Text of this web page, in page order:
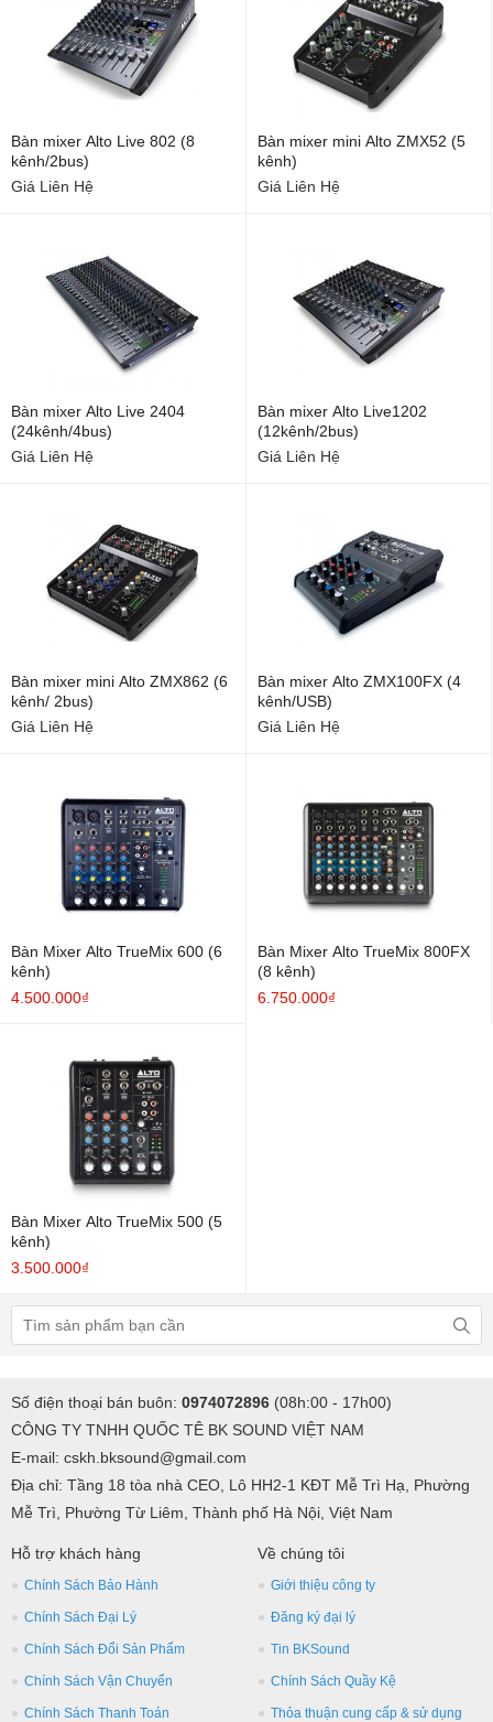
Bàn mixer Alto Live 802 (8
kênh/2bus)
Giá Liên Hệ
Bàn mixer mini Alto ZMX52 (5
kênh)
Giá Liên Hệ
Bàn mixer Alto Live 2404
(24kênh/4bus)
Giá Liên Hệ
Bàn mixer Alto Live1202
(12kênh/2bus)
Giá Liên Hệ
Bàn mixer mini Alto ZMX862 (6
kênh/ 2bus)
Giá Liên Hệ
Bàn mixer Alto ZMX100FX (4
kênh/USB)
Giá Liên Hệ
Bàn Mixer Alto TrueMix 600 (6
kênh)
4.500.000₫
Bàn Mixer Alto TrueMix 800FX
(8 kênh)
6.750.000₫
Bàn Mixer Alto TrueMix 500 (5
kênh)
3.500.000₫
Số điện thoại bán buôn: 0974072896 (08h:00 - 17h00)
CÔNG TY TNHH QUỐC TÊ BK SOUND VIỆT NAM
E-mail: cskh.bksound@gmail.com
Địa chỉ: Tầng 18 tòa nhà CEO, Lô HH2-1 KĐT Mễ Trì Hạ, Phường
Mễ Trì, Phường Từ Liêm, Thành phố Hà Nội, Việt Nam
Hỗ trợ khách hàng
Chính Sách Bảo Hành
Chính Sách Đại Lý
Chính Sách Đổi Sản Phẩm
Chính Sách Vận Chuyển
Chính Sách Thanh Toán
Về chúng tôi
Giới thiệu công ty
Đăng ký đại lý
Tin BKSound
Chính Sách Quầy Kệ
Thỏa thuận cung cấp & sử dụng